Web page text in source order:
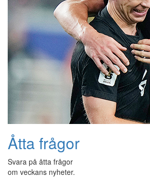
Åtta frågor
Svara på åtta frågor
om veckans nyheter.